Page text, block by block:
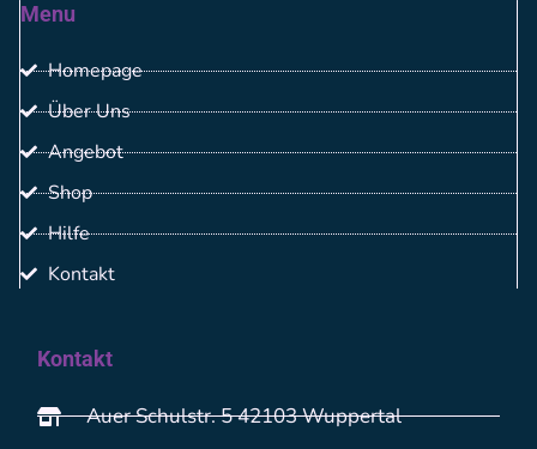
Menu
Homepage
Über Uns
Angebot
Shop
Hilfe
Kontakt
Kontakt
Auer Schulstr. 5 42103 Wuppertal